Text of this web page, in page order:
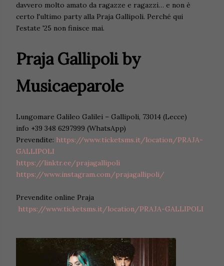
davvero molto amato da ragazze e ragazzi… e non è
certo l'ultimo party alla Praja Gallipoli. Perché qui
l'estate '25 non finisce mai.
Praja Gallipoli by
Musicaeparole
Lungomare Galileo Galilei – Gallipoli, 73014 (Lecce)
info +39 348 6297999 (WhatsApp)
Prevendite: https://www.ticketsms.it/location/PRAJA-
GALLIPOLI
https://linktr.ee/prajagallipoli
https://www.instagram.com/prajagallipoli/
Prevendite online Praja
https://www.ticketsms.it/location/PRAJA-GALLIPOLI